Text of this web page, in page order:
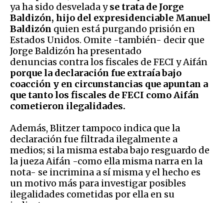
ya ha sido desvelada yse trata de Jorge
Baldizón, hijo del expresidenciable Manuel
Baldizón quien está purgando prisión en
Estados Unidos. Omite -también- decir que
Jorge Baldizón ha presentado
denuncias contra los fiscales de FECI y Aifán
porque la declaración fue extraía bajo
coacción y en circunstancias que apuntan a
que tanto los fiscales de FECI como Aifán
cometieron ilegalidades.
Además, Blitzer tampoco indica que la
declaración fue filtrada ilegalmente a
medios; si la misma estaba bajo resguardo de
la jueza Aifán -como ella misma narra en la
nota- se incrimina a sí misma y el hecho es
un motivo más para investigar posibles
ilegalidades cometidas por ella en su